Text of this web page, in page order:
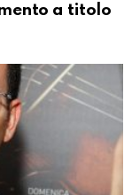
a titolo